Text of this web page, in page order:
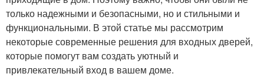
только надежными и безопасными, но и стильными и
функциональными. В этой статье мы рассмотрим
некоторые современные решения для входных дверей,
которые помогут вам создать уютный и
привлекательный вход в вашем доме.